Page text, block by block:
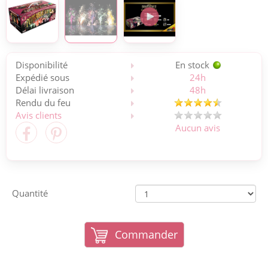
Disponibilité
En stock
Expédié sous
24h
Délai livraison
48h
Rendu du feu
Avis clients
Aucun avis
Quantité
Commander